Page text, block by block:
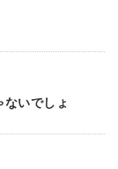
ないでしょ